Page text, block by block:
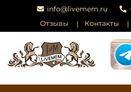
info@livemem.ru
Отзывы
Контакты